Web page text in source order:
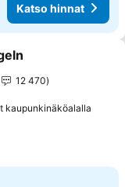
Katso hinnat
12 470
kaupunkinäköalalla